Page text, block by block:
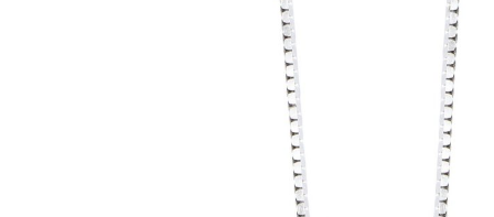
ALPHA AURA
BST NHẪN KIM
BST NHẪN NAM
BST SWEETIES
FAMILY